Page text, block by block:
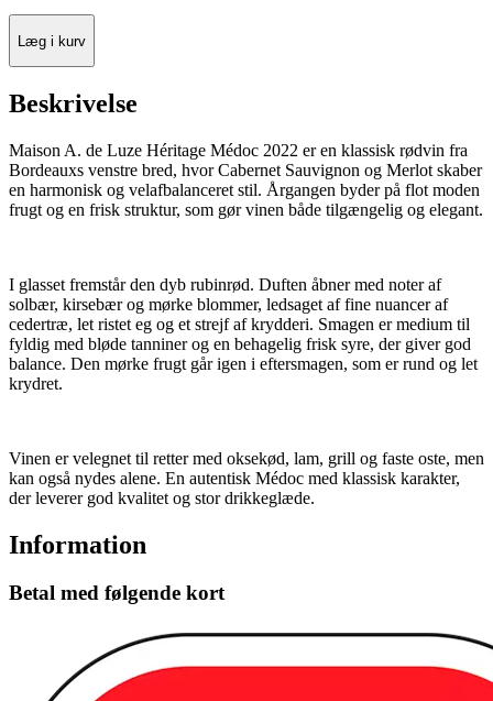
Læg i kurv
Beskrivelse
Maison A. de Luze Héritage Médoc 2022 er en klassisk rødvin fra
Bordeauxs venstre bred, hvor Cabernet Sauvignon og Merlot skaber
en harmonisk og velafbalanceret stil. Årgangen byder på flot moden
frugt og en frisk struktur, som gør vinen både tilgængelig og elegant.
I glasset fremstår den dyb rubinrød. Duften åbner med noter af
solbær, kirsebær og mørke blommer, ledsaget af fine nuancer af
cedertræ, let ristet eg og et strejf af krydderi. Smagen er medium til
fyldig med bløde tanniner og en behagelig frisk syre, der giver god
balance. Den mørke frugt går igen i eftersmagen, som er rund og let
krydret.
Vinen er velegnet til retter med oksekød, lam, grill og faste oste, men
kan også nydes alene. En autentisk Médoc med klassisk karakter,
der leverer god kvalitet og stor drikkeglæde.
Information
Betal med følgende kort